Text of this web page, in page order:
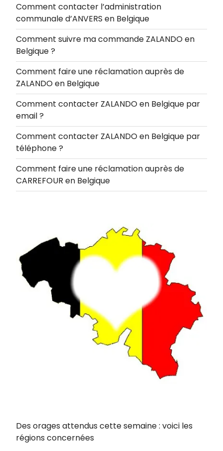
Comment contacter l’administration
communale d’ANVERS en Belgique
Comment suivre ma commande ZALANDO en
Belgique ?
Comment faire une réclamation auprès de
ZALANDO en Belgique
Comment contacter ZALANDO en Belgique par
email ?
Comment contacter ZALANDO en Belgique par
téléphone ?
Comment faire une réclamation auprès de
CARREFOUR en Belgique
Des orages attendus cette semaine : voici les
régions concernées